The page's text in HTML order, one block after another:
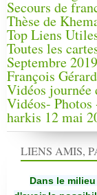
Secours de
Thèse de
Top Liens
Toutes les
Septembre
François Gérard
Vidéos journée
Vidéos-
harkis 12 mai
LIENS AMIS,
Dans le